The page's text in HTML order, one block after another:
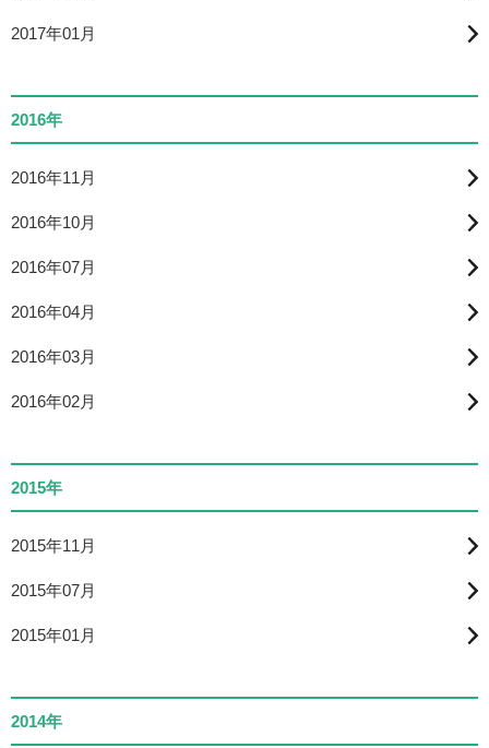
2017年01月
2016年
2016年11月
2016年10月
2016年07月
2016年04月
2016年03月
2016年02月
2015年
2015年11月
2015年07月
2015年01月
2014年